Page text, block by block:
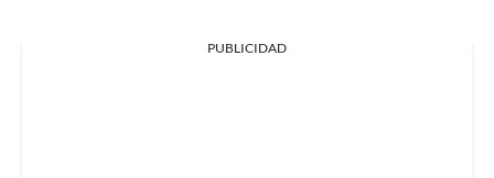
PUBLICIDAD